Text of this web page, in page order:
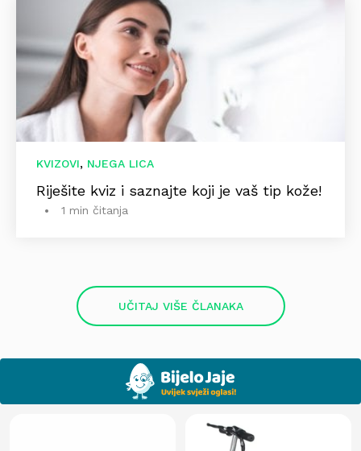
KVIZOVI, NJEGA LICA
Riješite kviz i saznajte koji je vaš tip kože!
1 min čitanja
UČITAJ VIŠE ČLANAKA